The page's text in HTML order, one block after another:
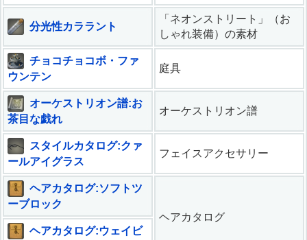
分光性カララント
「ネオンストリート」（お
しゃれ装備）の素材
チョコチョコボ・ファ
ウンテン
庭具
オーケストリオン譜:お
茶目な戯れ
オーケストリオン譜
スタイルカタログ:クァ
ールアイグラス
フェイスアクセサリー
ヘアカタログ:ソフトツ
ーブロック
ヘアカタログ
ヘアカタログ:ウェイビ